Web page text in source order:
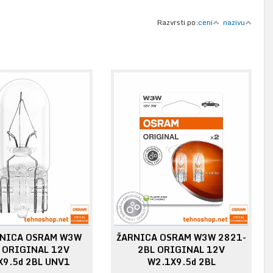
Razvrsti po:ceni nazivu
OSRAM W3W
12V
2BL UNV1
ŽARNICA OSRAM W3W 2821-
2BL ORIGINAL 12V
W2.1X9.5d 2BL